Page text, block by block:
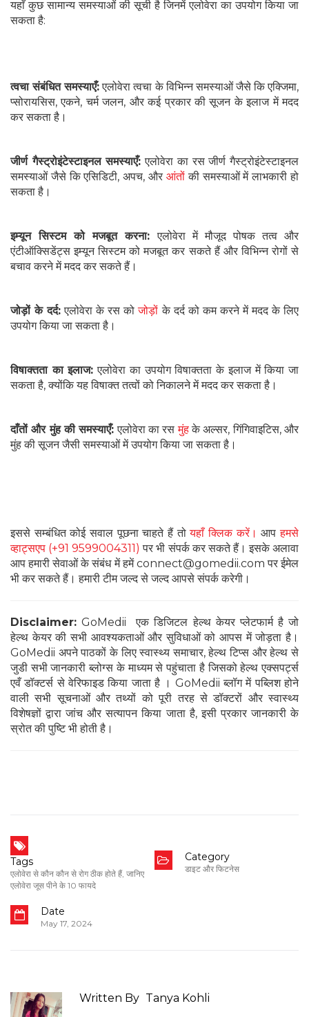
यहाँ कुछ सामान्य समस्याओं की सूची है जिनमें एलोवेरा का उपयोग किया जा
सकता है:
त्वचा संबंधित समस्याएँ:एलोवेरा त्वचा के विभिन्न समस्याओं जैसे कि एक्जिमा,
प्सोरायसिस, एकने, चर्म जलन, और कई प्रकार की सूजन के इलाज में मदद
कर सकता है।
जीर्ण गैस्ट्रोइंटेस्टाइनल समस्याएँ: एलोवेरा का रस जीर्ण गैस्ट्रोइंटेस्टाइनल
समस्याओं जैसे कि एसिडिटी, अपच, और आंतोंकी समस्याओं में लाभकारी हो
सकता है।
इम्यून सिस्टम को मजबूत करना: एलोवेरा में मौजूद पोषक तत्व और
एंटीऑक्सिडेंट्स इम्यून सिस्टम को मजबूत कर सकते हैं और विभिन्न रोगों से
बचाव करने में मदद कर सकते हैं।
जोड़ों के दर्द: एलोवेरा के रस कोजोड़ों के दर्द को कम करने में मदद के लिए
उपयोग किया जा सकता है।
विषाक्तता का इलाज: एलोवेरा का उपयोग विषाक्तता के इलाज में किया जा
सकता है, क्योंकि यह विषाक्त तत्वों को निकालने में मदद कर सकता है।
दाँतों और मुंह की समस्याएँ: एलोवेरा का रसमुंहके अल्सर, गिंगिवाइटिस, और
मुंह की सूजन जैसी समस्याओं में उपयोग किया जा सकता है।
इससे सम्बंधित कोई सवाल पूछना चाहते हैं तोयहाँ क्लिक करें। आप हमसे
व्हाट्सएप (+91 9599004311) पर भी संपर्क कर सकते हैं। इसके अलावा
आप हमारी सेवाओं के संबंध में हमें connect@gomedii.com पर ईमेल
भी कर सकते हैं। हमारी टीम जल्द से जल्द आपसे संपर्क करेगी।
Disclaimer: GoMedii एक डिजिटल हेल्थ केयर प्लेटफार्म है जो
हेल्थ केयर की सभी आवश्यकताओं और सुविधाओं को आपस में जोड़ता है।
GoMedii अपने पाठकों के लिए स्वास्थ्य समाचार, हेल्थ टिप्स और हेल्थ से
जुडी सभी जानकारी ब्लोग्स के माध्यम से पहुंचाता है जिसको हेल्थ एक्सपर्ट्स
एवँ डॉक्टर्स से वेरिफाइड किया जाता है । GoMedii ब्लॉग में पब्लिश होने
वाली सभी सूचनाओं और तथ्यों को पूरी तरह से डॉक्टरों और स्वास्थ्य
विशेषज्ञों द्वारा जांच और सत्यापन किया जाता है, इसी प्रकार जानकारी के
स्रोत की पुष्टि भी होती है।
Tags
एलोवेरा से कौन कौन से रोग ठीक होते हैं, जानिए
एलोवेरा जूस पीने के 10 फायदे
Category
डाइट और फिटनेस
Date
May 17, 2024
Written By Tanya Kohli